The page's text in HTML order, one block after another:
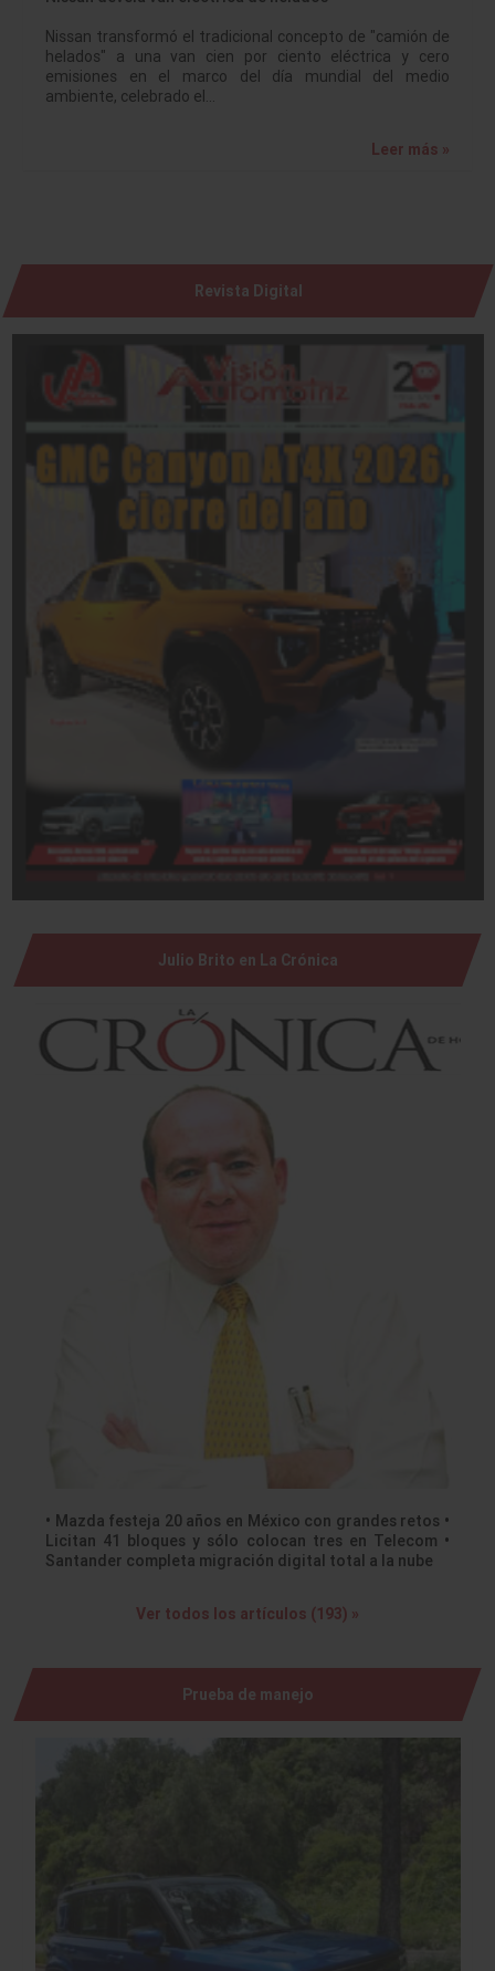
Nissan transformó el tradicional concepto de "camión de
helados" a una van cien por ciento eléctrica y cero
emisiones en el marco del día mundial del medio
ambiente, celebrado el…
Leer más »
Revista Digital
Julio Brito en La Crónica
• Mazda festeja 20 años en México con grandes retos •
Licitan 41 bloques y sólo colocan tres en Telecom •
Santander completa migración digital total a la nube
Ver todos los artículos (193) »
Prueba de manejo